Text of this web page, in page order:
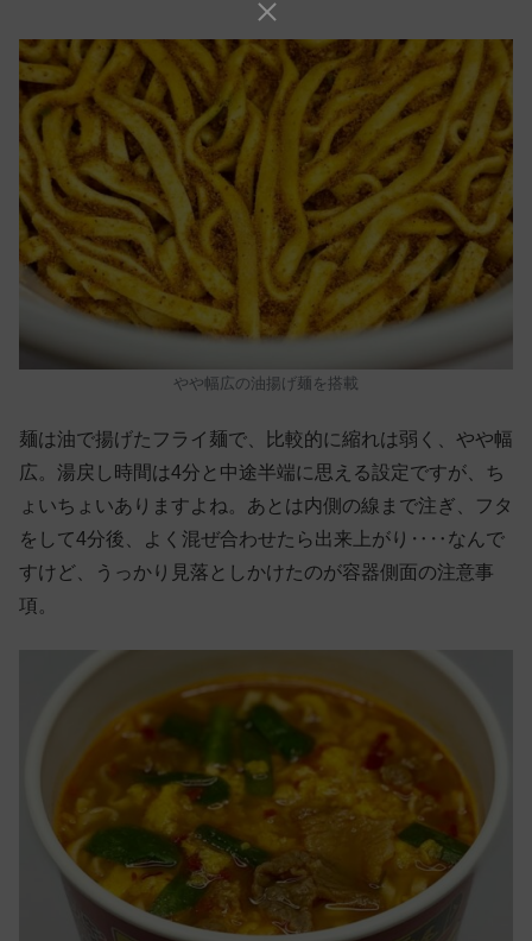
やや幅広の油揚げ麺を搭載
麺は油で揚げたフライ麺で、比較的に縮れは弱く、やや幅
広。湯戻し時間は4分と中途半端に思える設定ですが、ち
ょいちょいありますよね。あとは内側の線まで注ぎ、フタ
をして4分後、よく混ぜ合わせたら出来上がり‥‥なんで
すけど、うっかり見落としかけたのが容器側面の注意事
項。